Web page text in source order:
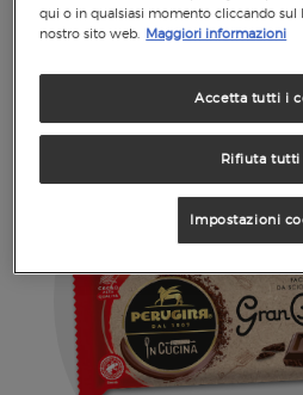
qui o in qualsiasi momento cliccando sul
nostro sito web. Maggiori informazioni
Rifiuta tutti
Accetta tutti i
Impostazioni